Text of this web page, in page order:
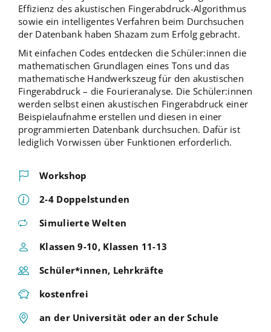
Effizienz des akustischen Fingerabdruck-Algorithmus
sowie ein intelligentes Verfahren beim Durchsuchen
der Datenbank haben Shazam zum Erfolg gebracht.
Mit einfachen Codes entdecken die Schüler:innen die
mathematischen Grundlagen eines Tons und das
mathematische Handwerkszeug für den akustischen
Fingerabdruck – die Fourieranalyse. Die Schüler:innen
werden selbst einen akustischen Fingerabdruck einer
Beispielaufnahme erstellen und diesen in einer
programmierten Datenbank durchsuchen. Dafür ist
lediglich Vorwissen über Funktionen erforderlich.
Workshop
2-4 Doppelstunden
Simulierte Welten
Klassen 9-10, Klassen 11-13
Schüler*innen, Lehrkräfte
kostenfrei
an der Universität oder an der Schule